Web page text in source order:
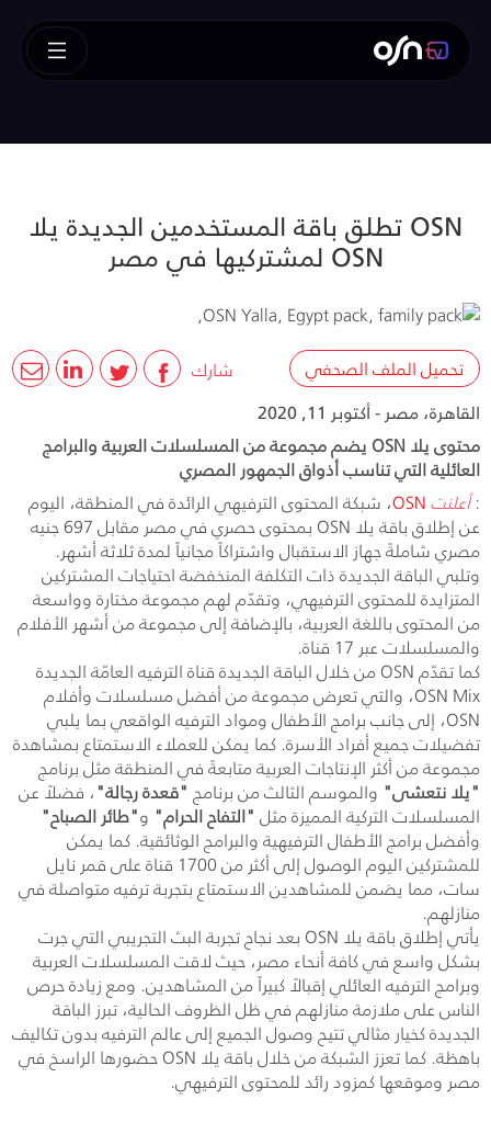
OSN تطلق باقة المستخدمين الجديدة يلا
OSN لمشتركيها في مصر
شارك
تحميل الملف الصحفي
القاهرة، مصر - أكتوبر 11, 2020
محتوى يلا OSN يضم مجموعة من المسلسلات العربية والبرامج
العائلية التي تناسب أذواق الجمهور المصري
:أعلنتOSN، شبكة المحتوى الترفيهي الرائدة في المنطقة، اليوم
عن إطلاق باقة يلاOSN بمحتوى حصري في مصر مقابل 697 جنيه
مصري شاملةً جهاز الاستقبال واشتراكاً مجانياً لمدة ثلاثة أشهر.
وتلبي الباقة الجديدة ذات التكلفة المنخفضة احتياجات المشتركين
المتزايدة للمحتوى الترفيهي، وتقدّم لهم مجموعة مختارة وواسعة
من المحتوى باللغة العربية، بالإضافة إلى مجموعة من أشهر الأفلام
والمسلسلات عبر 17 قناة.
كما تقدّمOSNمن خلال الباقة الجديدة قناة الترفيه العامّة الجديدة
OSN Mix، والتي تعرض مجموعة من أفضل مسلسلات وأفلام
OSN، إلى جانب برامج الأطفال ومواد الترفيه الواقعي بما يلبي
تفضيلات جميع أفراد الأسرة. كما يمكن للعملاء الاستمتاع بمشاهدة
مجموعة من أكثر الإنتاجات العربية متابعةً في المنطقة مثل برنامج
"يلا نتعشى" والموسم الثالث من برنامج"قعدة رجالة"، فضلاً عن
المسلسلات التركية المميزة مثل"التفاح الحرام" و"طائر الصباح"
وأفضل برامج الأطفال الترفيهية والبرامج الوثائقية. كما يمكن
للمشتركين اليوم الوصول إلى أكثر من 1700 قناة على قمر نايل
سات، مما يضمن للمشاهدين الاستمتاع بتجربة ترفيه متواصلة في
منازلهم.
يأتي إطلاق باقة يلاOSNبعد نجاح تجربة البث التجريبي التي جرت
بشكل واسع في كافة أنحاء مصر، حيث لاقت المسلسلات العربية
وبرامج الترفيه العائلي إقبالاً كبيراً من المشاهدين. ومع زيادة حرص
الناس على ملازمة منازلهم في ظل الظروف الحالية، تبرز الباقة
الجديدة كخيار مثالي تتيح وصول الجميع إلى عالم الترفيه بدون تكاليف
باهظة. كما تعزز الشبكة من خلال باقة يلاOSNحضورها الراسخ في
مصر وموقعها كمزود رائد للمحتوى الترفيهي.